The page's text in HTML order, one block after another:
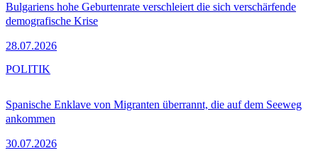
Bulgariens hohe Geburtenrate verschleiert die sich verschärfende
demografische Krise
28.07.2026
Spanische Enklave von Migranten überrannt, die auf dem Seeweg
ankommen
30.07.2026
POLITIK